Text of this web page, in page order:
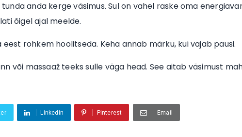
anda kerge väsimus. Sul on vahel raske oma
õigel ajal meelde.
eest rohkem hoolitseda. Keha annab märku, kui vajab pausi.
või massaaž teeks sulle väga head. See aitab väsimust
Linkedin Pinterest Email